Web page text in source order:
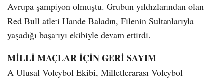
Avrupa şampiyon olmuştu. Grubun yıldızlarından olan
Red Bull atleti Hande Baladın, Filenin Sultanlarıyla
yaşadığı başarıyı ekibiyle devam ettirdi.
MİLLİ MAÇLAR İÇİN GERİ SAYIM
A Ulusal Voleybol Ekibi, Milletlerarası Voleybol